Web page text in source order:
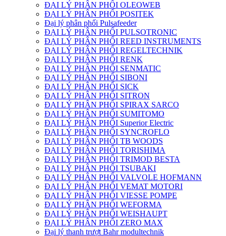
ĐẠI LÝ PHÂN PHỐI OLEOWEB
ĐẠI LÝ PHÂN PHỐI POSITEK
Đại lý phân phối Pulsafeeder
ĐẠI LÝ PHÂN PHỐI PULSOTRONIC
ĐẠI LÝ PHÂN PHỐI REED INSTRUMENTS
ĐẠI LÝ PHÂN PHỐI REGELTECHNIK
ĐẠI LÝ PHÂN PHỐI RENK
ĐẠI LÝ PHÂN PHỐI SENMATIC
ĐẠI LÝ PHÂN PHỐI SIBONI
ĐẠI LÝ PHÂN PHỐI SICK
ĐẠI LÝ PHÂN PHỐI SITRON
ĐẠI LÝ PHÂN PHỐI SPIRAX SARCO
ĐẠI LÝ PHÂN PHỐI SUMITOMO
ĐẠI LÝ PHÂN PHỐI Superior Electric
ĐẠI LÝ PHÂN PHỐI SYNCROFLO
ĐẠI LÝ PHÂN PHỐI TB WOODS
ĐẠI LÝ PHÂN PHỐI TORISHIMA
ĐẠI LÝ PHÂN PHỐI TRIMOD BESTA
ĐẠI LÝ PHÂN PHỐI TSUBAKI
ĐẠI LÝ PHÂN PHỐI VALVOLE HOFMANN
ĐẠI LÝ PHÂN PHỐI VEMAT MOTORI
ĐẠI LÝ PHÂN PHỐI VIESSE POMPE
ĐẠI LÝ PHÂN PHỐI WEFORMA
ĐẠI LÝ PHÂN PHỐI WEISHAUPT
ĐẠI LÝ PHÂN PHỐI ZERO MAX
Đại lý thanh trượt Bahr modultechnik